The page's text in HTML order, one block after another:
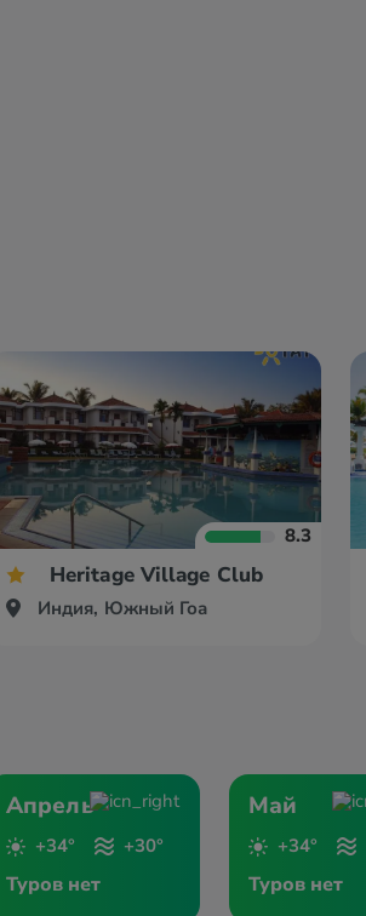
Resort & Spa
8.3
Heritage Village Club
Индия, Южный Гоа
Апрель
+34° +30°
Туров нет
Май
+34°
Туров нет